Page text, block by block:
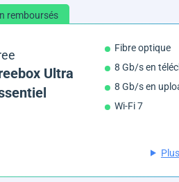
remboursés
Ultra
Fibre optique
8 Gb/s en
8 Gb/s en
Wi-Fi 7